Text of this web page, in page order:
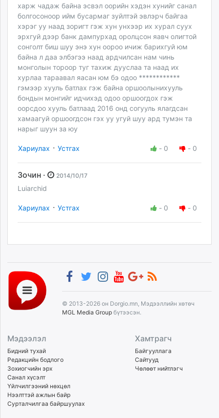
харж чадаж байна эсвэл оорийн хэдэн хунийг санал
болгосоноор ийм бусармаг зуйлтэй эвлэрч байгаа
хэрэг уу наад зоригт гэж хун унхээр их хурал суух
эрхгуй дээр банк дампурхад оролцсон яавч олигтой
сонголт биш шуу энэ хун оороо ичиж барихгуй юм
байна л даа элбэгээ наад ардчилсан нам чинь
монголын тороор туг тахиж дууслаа та наад их
хурлаа тараавал яасан юм бэ одоо ************
гэмээр хууль батлах гэж байна оршоолынихууль
бондын монгийг идчихэд одоо оршоогдох гэж
оорсдоо хууль батлаад 2016 онд согууль ялагдсан
хамаагуй оршоогдсон гэх уу угуй шуу ард тумэн та
нарыг шуун за юу
Хариулах · Устгах - 0 - 0
Зочин · 2014/10/17
Luiarchid
Хариулах · Устгах - 0 - 0
© 2013-2026 он Dorgio.mn, Мэдээллийн хөтөч
MGL Media Group бүтээсэн.
Мэдээлэл
Бидний тухай
Редакцийн бодлого
Зохиогчийн эрх
Санал хүсэлт
Үйлчилгээний нөхцөл
Нээлттэй ажлын байр
Сурталчилгаа байршуулах
Хамтрагч
Байгууллага
Сайтууд
Чөлөөт нийтлэгч